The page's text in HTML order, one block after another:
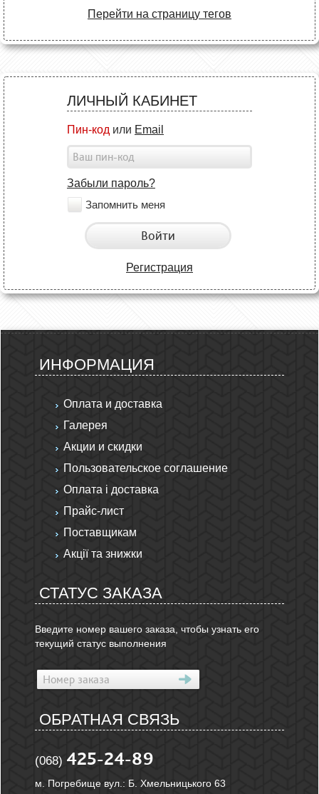
Перейти на страницу тегов
ЛИЧНЫЙ КАБИНЕТ
Пин-код или Email
Забыли пароль?
Запомнить меня
Войти
Регистрация
ИНФОРМАЦИЯ
Оплата и доставка
Галерея
Акции и скидки
Пользовательское соглашение
Оплата і доставка
Прайс-лист
Поставщикам
Акції та знижки
СТАТУС ЗАКАЗА
Введите номер вашего заказа, чтобы узнать его
текущий статус выполнения
ОБРАТНАЯ СВЯЗЬ
(068) 425-24-89
м. Погребище вул.: Б. Хмельницького 63